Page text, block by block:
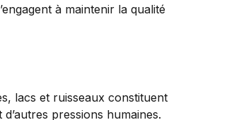
à maintenir la qualité
lacs et ruisseaux constituent
pressions humaines.